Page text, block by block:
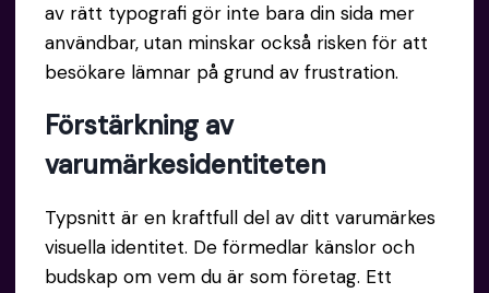
av rätt typografi gör inte bara din sida mer
användbar, utan minskar också risken för att
besökare lämnar på grund av frustration.
Förstärkning av
varumärkesidentiteten
Typsnitt är en kraftfull del av ditt varumärkes
visuella identitet. De förmedlar känslor och
budskap om vem du är som företag. Ett